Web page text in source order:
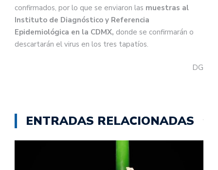
Dale clic para conocer más
información:
2020
confirmados, por lo que se enviaron las muestras al
Instituto de Diagnóstico y Referencia
Epidemiológica en la CDMX, donde se confirmarán o
descartarán el virus en los tres tapatíos.
DG
ENTRADAS RELACIONADAS